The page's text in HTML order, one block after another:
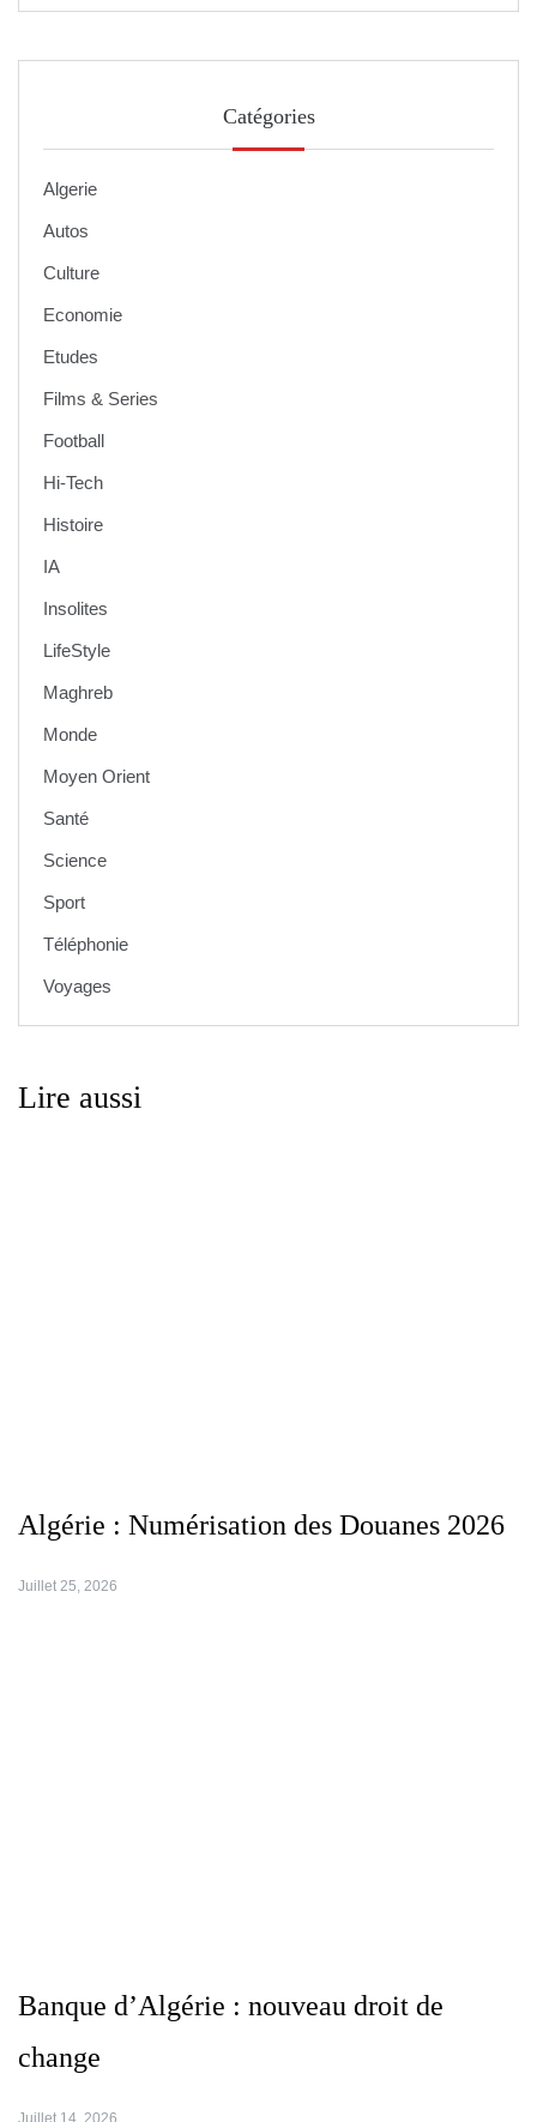
Catégories
Algerie
Autos
Culture
Economie
Etudes
Films & Series
Football
Hi-Tech
Histoire
IA
Insolites
LifeStyle
Maghreb
Monde
Moyen Orient
Santé
Science
Sport
Téléphonie
Voyages
Lire aussi
Algérie : Numérisation des Douanes 2026
Juillet 25, 2026
Banque d’Algérie : nouveau droit de
change
Juillet 14, 2026